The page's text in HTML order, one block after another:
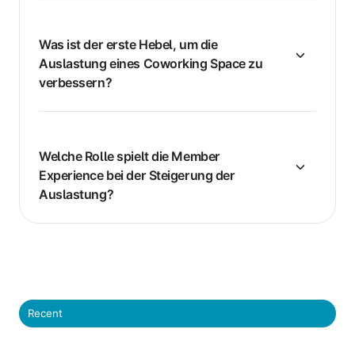
Was ist der erste Hebel, um die
Auslastung eines Coworking Space zu
verbessern?
Welche Rolle spielt die Member
Experience bei der Steigerung der
Auslastung?
Recent